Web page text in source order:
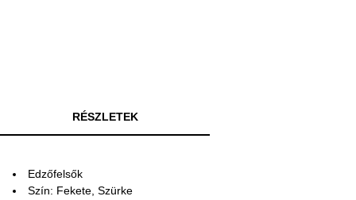
RÉSZLETEK
Edzőfelsők
Szín: Fekete, Szürke